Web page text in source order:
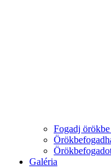
Fogadj
Galéria